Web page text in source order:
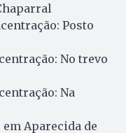
Posto
No trevo
Na
Aparecida de